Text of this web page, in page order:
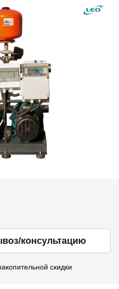
консультацию
скидки